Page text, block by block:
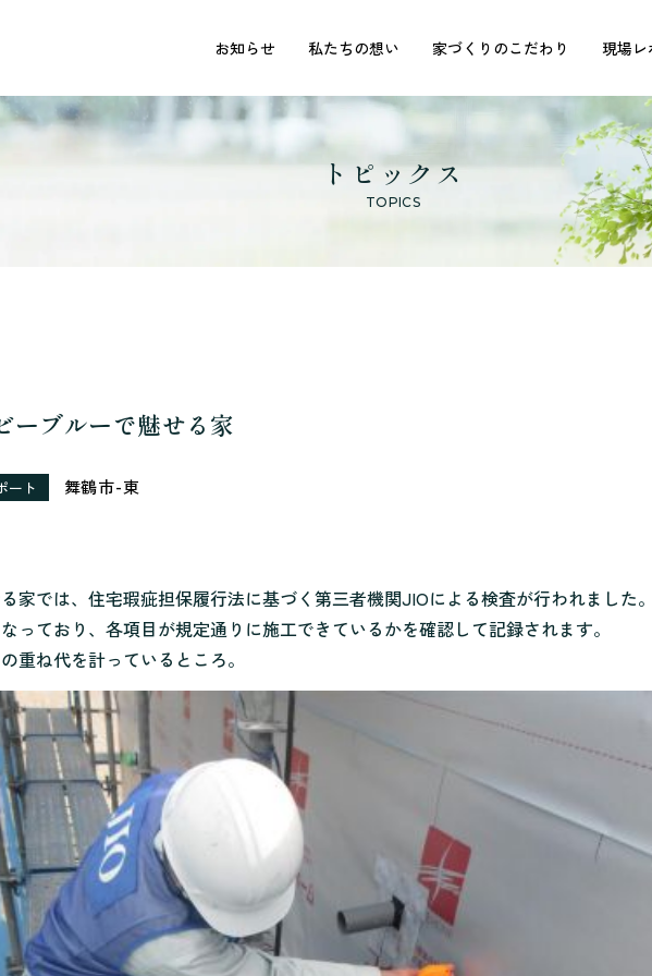
お知らせ 私たちの想い 家づくりのこだわり 現場レ
トピックス
TOPICS
ーブルーで魅せる家
ート 舞鶴市-東
家では、住宅瑕疵担保履行法に基づく第三者機関JIOによる検査が行われました。
っており、各項目が規定通りに施工できているかを確認して記録されます。
重ね代を計っているところ。